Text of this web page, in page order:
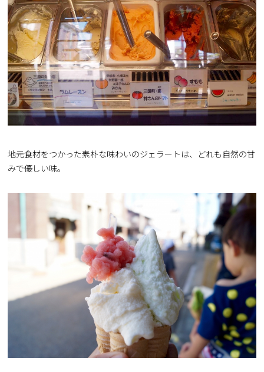
地元食材をつかった素朴な味わいのジェラートは、どれも自然の甘
みで優しい味。